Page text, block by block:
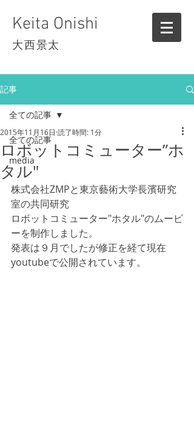
Keita Onishi
大西景太
記事
全ての記事
media
全ての記事
ロボットコミューター”ホ
タル"
2015年11月16日 読了時間: 1分
株式会社ZMPと東京藝術大学長濱研究
室の共同研究
ロボットコミューター"ホタル"のムービ
ーを制作しました。
発表は９月でしたが修正を経て現在
youtubeで公開されています。